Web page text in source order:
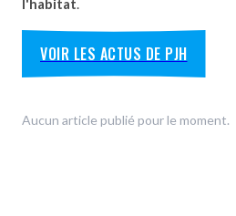
l'habitat.
VOIR LES ACTUS DE PJH
Aucun article publié pour le moment.